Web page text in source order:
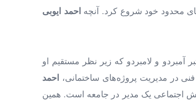
محدود خود شروع کرد. آنچه احمد ایوبی
آمبردو و لامبردو که زیر نظر مستقیم او
در مدیریت پروژه‌های ساختمانی،
احمد
نقش اجتماعی یک مدیر در جامعه است. همین